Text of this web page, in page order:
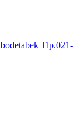
Tlp.021-